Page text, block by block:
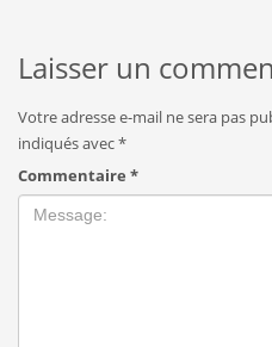
Laisser un
Votre adresse e-mail ne sera pas
indiqués avec*
Commentaire *